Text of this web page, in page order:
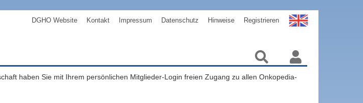
DGHO Website Kontakt Impressum Datenschutz Hinweise Registrieren
haben Sie mit Ihrem persönlichen Mitglieder-Login freien Zugang zu allen Onkopedia-